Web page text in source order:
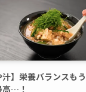
汁】栄養バランスも
高…！